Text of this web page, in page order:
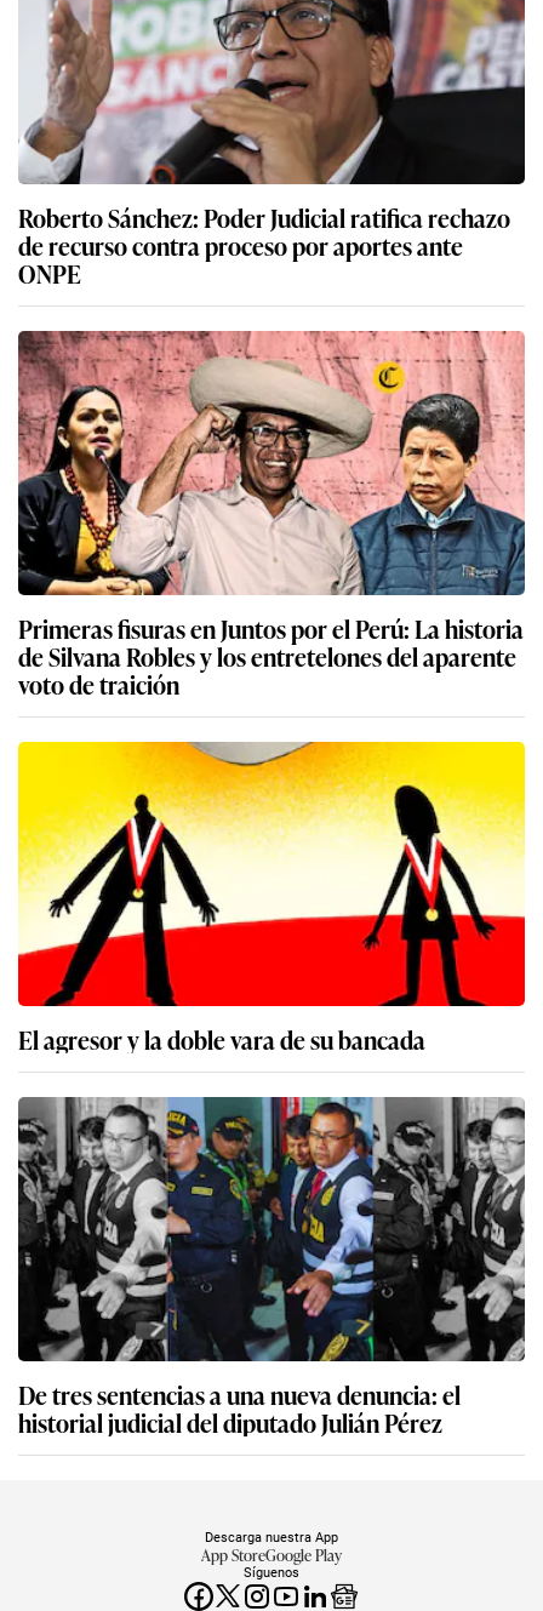
Roberto Sánchez: Poder Judicial ratifica rechazo
de recurso contra proceso por aportes ante
ONPE
Primeras fisuras en Juntos por el Perú: La historia
de Silvana Robles y los entretelones del aparente
voto de traición
El agresor y la doble vara de su bancada
De tres sentencias a una nueva denuncia: el
historial judicial del diputado Julián Pérez
Síguenos
Descarga nuestra App
App StoreGoogle Play